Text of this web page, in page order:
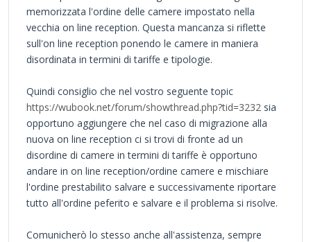
memorizzata l'ordine delle camere impostato nella
vecchia on line reception. Questa mancanza si riflette
sull'on line reception ponendo le camere in maniera
disordinata in termini di tariffe e tipologie.
Quindi consiglio che nel vostro seguente topic
https://wubook.net/forum/showthread.php?tid=3232 sia
opportuno aggiungere che nel caso di migrazione alla
nuova on line reception ci si trovi di fronte ad un
disordine di camere in termini di tariffe è opportuno
andare in on line reception/ordine camere e mischiare
l'ordine prestabilito salvare e successivamente riportare
tutto all'ordine peferito e salvare e il problema si risolve.
Comunicherò lo stesso anche all'assistenza, sempre